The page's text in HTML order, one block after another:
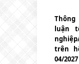
luận
trên
04/2027